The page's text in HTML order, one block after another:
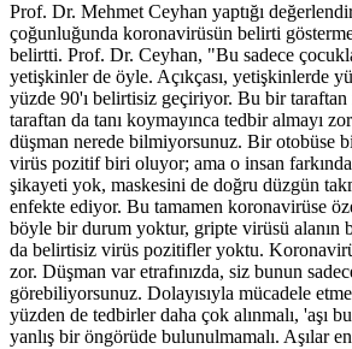
Prof. Dr. Mehmet Ceyhan yaptığı
çoğunluğunda koronavirüsün belirti
belirtti. Prof. Dr. Ceyhan, "Bu sadece
yetişkinler de öyle. Açıkçası, yetişkinlerde
yüzde 90'ı belirtisiz geçiriyor. Bu bir
taraftan da tanı koymayınca tedbir almayı
düşman nerede bilmiyorsunuz. Bir otobüse
virüs pozitif biri oluyor; ama o insan
şikayeti yok, maskesini de doğru düzgün
enfekte ediyor. Bu tamamen koronavirüse
böyle bir durum yoktur, gripte virüsü alanın
da belirtisiz virüs pozitifler yoktu.
zor. Düşman var etrafınızda, siz bunun
görebiliyorsunuz. Dolayısıyla mücadele
yüzden de tedbirler daha çok alınmalı, 'aşı
yanlış bir öngörüde bulunulmamalı. Aşılar